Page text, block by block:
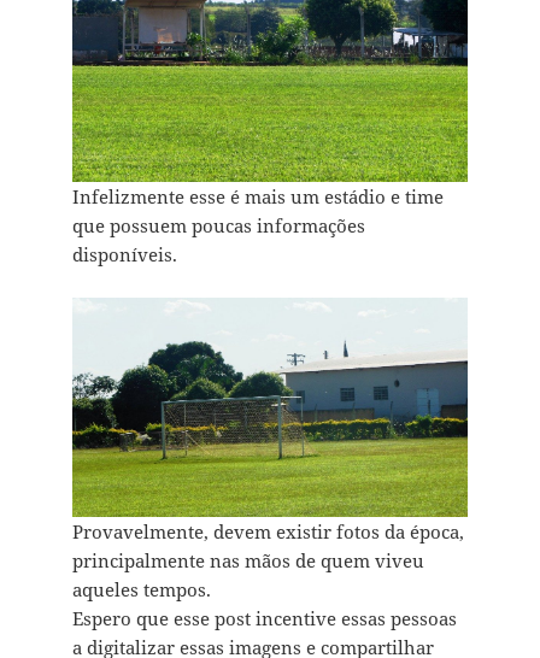
Infelizmente esse é mais um estádio e time
que possuem poucas informações
disponíveis.
Provavelmente, devem existir fotos da época,
principalmente nas mãos de quem viveu
aqueles tempos.
Espero que esse post incentive essas pessoas
a digitalizar essas imagens e compartilhar